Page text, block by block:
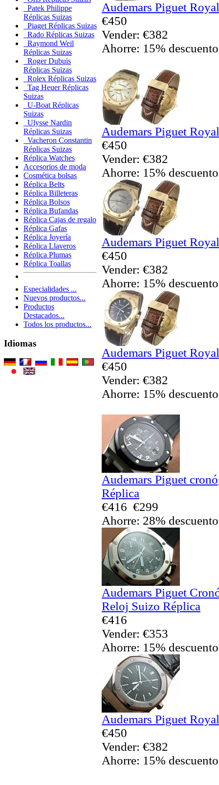
Patek Philippe
Réplicas Suizas
Piaget Réplicas Suizas
Rado Réplicas Suizas
Raymond Weil
Réplicas Suizas
Roger Dubuis
Réplicas Suizas
Rolex Réplicas Suizas
Tag Heuer Réplicas
Suizas
U-Boat Réplicas
Suizas
Ulysse Nardin
Réplicas Suizas
Vacheron Constantin
Réplicas Suizas
Réplica Watches
Accesorios de moda
Cosmética bolsas
Réplica Belts
Réplica Billeteras
Réplica Bolsos
Réplica Bufandas
Réplica Cajas de regalo
Réplica Gafas
Réplica Joyería
Réplica Llaveros
Réplica Plumas
Réplica Toallas
Especialidades ...
Nuevos productos...
Productos
Destacados...
Todos los productos...
Idiomas
Audemars Piguet
€450
Vender: €382
Ahorre: 15% descuento
Audemars Piguet
€450
Vender: €382
Ahorre: 15% descuento
Audemars Piguet
€450
Vender: €382
Ahorre: 15% descuento
Audemars Piguet
€450
Vender: €382
Ahorre: 15% descuento
Audemars Piguet
Réplica
€416 €299
Ahorre: 28% descuento
Audemars Piguet
Reloj Suizo Réplica
€416
Vender: €353
Ahorre: 15% descuento
Audemars Piguet
€450
Vender: €382
Ahorre: 15% descuento